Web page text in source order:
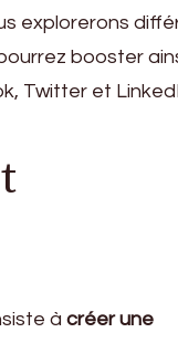
explorerons
booster
Twitter et
à créer une